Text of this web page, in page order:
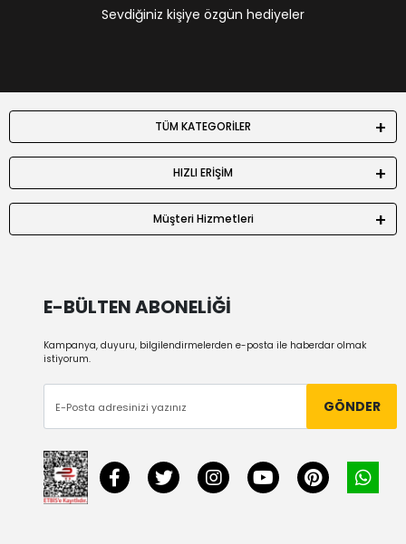
Sevdiğiniz kişiye özgün hediyeler
TÜM KATEGORİLER
HIZLI ERİŞİM
Müşteri Hizmetleri
E-BÜLTEN ABONELİĞİ
Kampanya, duyuru, bilgilendirmelerden e-posta ile haberdar olmak
istiyorum.
GÖNDER